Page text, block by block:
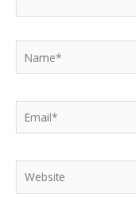
Website